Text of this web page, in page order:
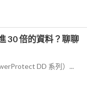
30 倍的資料？聊聊
DD 系列）...